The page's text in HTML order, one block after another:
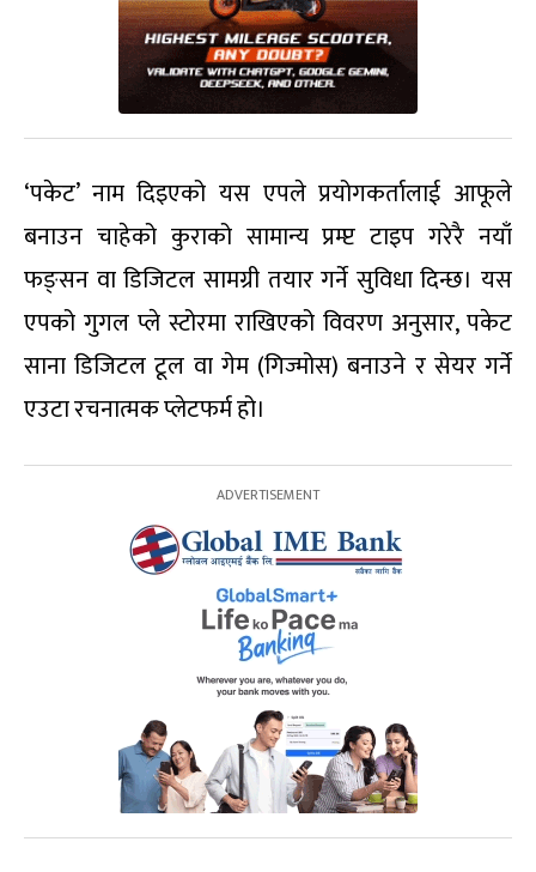
‘पकेट’ नाम दिइएको यस एपले प्रयोगकर्तालाई आफूले
बनाउन चाहेको कुराको सामान्य प्रम्प्ट टाइप गरेरै नयाँ
फङ्सन वा डिजिटल सामग्री तयार गर्ने सुविधा दिन्छ। यस
एपको गुगल प्ले स्टोरमा राखिएको विवरण अनुसार, पकेट
साना डिजिटल टूल वा गेम (गिज्मोस) बनाउने र सेयर गर्ने
एउटा रचनात्मक प्लेटफर्म हो।